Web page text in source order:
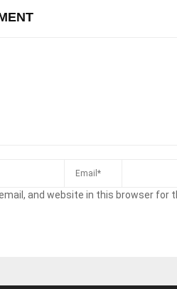
and website in this browser for